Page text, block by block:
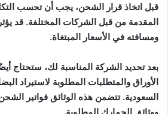
قبل اتخاذ قرار الشحن، يجب أن تحسب
المقدمة من قبل الشركات المختلفة. قد
ومسافته في الأسعار المبتغاة.
بعد تحديد الشركة المناسبة لك، ستحتاج
الأوراق والمتطلبات المطلوبة لاستيراد
السعودية. تتضمن هذه الوثائق فواتير
ووثائق الجمارك المطلوبة.